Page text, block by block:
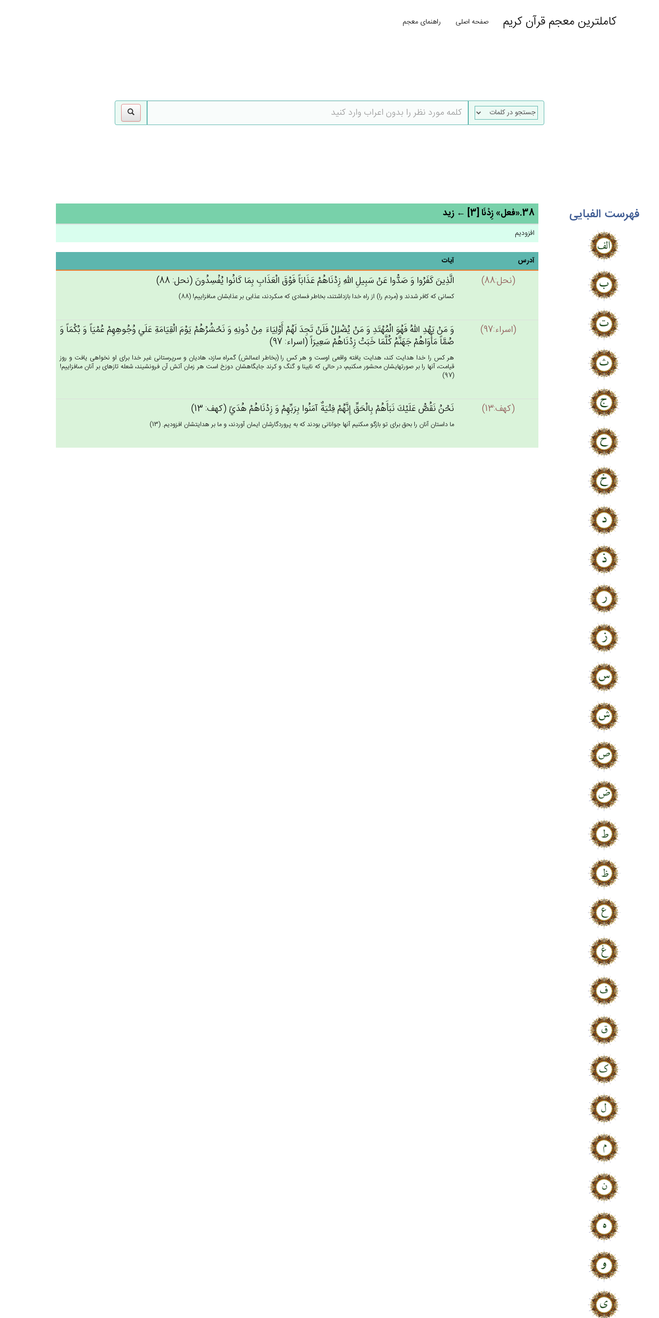
کاملترین معجم قرآن کریم صفحه اصلی راهنمای معجم
فهرست الفبایی 38.«فعل» زِدْنَا [3] ← زید
افزودیم
آدرس آیات
(نحل:88) الَّذِين‌َ كَفَرُوا وَ صَدُّوا عَنْ‌ سَبِيل‌ِ الله‌ِ زِدْنَاهُم‌ْ عَذَابَاً فَوْق‌َ الْعَذَاب‌ِ بِمَا كَانُوا يُفْسِدُون‌َ (نحل: 88)
كسانى كه كافر شدند و (مردم را) از راه خدا بازداشتند، بخاطر فسادى كه مى‏كردند، عذابى بر عذابشان مى‏افزاييم! (88)
(اسراء:97)
وَ مَنْ‌ يَهْدِ الله‌ُ فَهُوَ الْمُهْتَدِ وَ مَنْ‌ يُضْلِل‌ْ فَلَن‌ْ تَجِدَ لَهُم‌ْ أَوْلِيَاءَ مِنْ‌ دُونِه‌ِ وَ نَحْشُرُهُم‌ْ يَوْم‌َ الْقِيَامَة‌ِ عَلَي‌ وُجُوهِهِم‌ْ عُمْيَاً وَ بُكْمَاً وَ
صُمَّاً مَأْوَاهُم‌ْ جَهَنَّم‌ُ كُلَّمَا خَبَت‌ْ زِدْنَاهُم‌ْ سَعِيرَاً (اسراء: 97)
هر كس را خدا هدايت كند، هدايت يافته واقعى اوست و هر كس را (بخاطر اعمالش) گمراه سازد، هاديان و سرپرستانى غير خدا براى او نخواهى يافت و روز
قيامت، آنها را بر صورتهايشان محشور مى‏كنيم، در حالى كه نابينا و گنگ و كرند جايگاهشان دوزخ است هر زمان آتش آن فرونشيند، شعله تازه‏اى بر آنان مى‏افزاييم!
(97)
(كهف:13) نَحْن‌ُ نَقُص‌ُّ عَلَيْك‌َ نَبَأَهُمْ‌ بِالْحَق‌ِّ إِنَّهُم‌ْ فِتْيَة‌ٌ آمَنُوا بِرَبِّهِم‌ْ وَ زِدْنَاهُم‌ْ هُدَي‌ً (كهف: 13)
ما داستان آنان را بحق براى تو بازگو مى‏كنيم آنها جوانانى بودند كه به پروردگارشان ايمان آوردند، و ما بر هدايتشان افزوديم. (13)